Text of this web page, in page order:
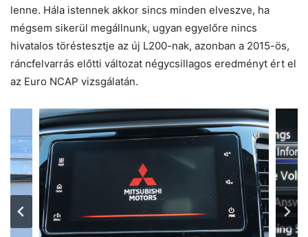
lenne. Hála istennek akkor sincs minden elveszve, ha
mégsem sikerül megállnunk, ugyan egyelőre nincs
hivatalos töréstesztje az új L200-nak, azonban a 2015-ös,
ráncfelvarrás előtti változat négycsillagos eredményt ért el
az Euro NCAP vizsgálatán.